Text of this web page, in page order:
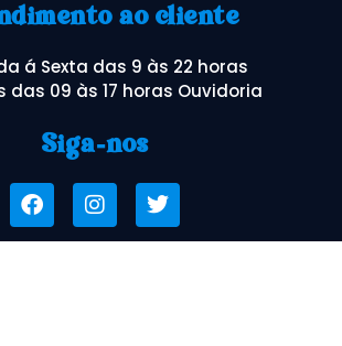
ao cliente
á Sexta das 9 às 22 horas
das 09 às 17 horas Ouvidoria
Siga-nos